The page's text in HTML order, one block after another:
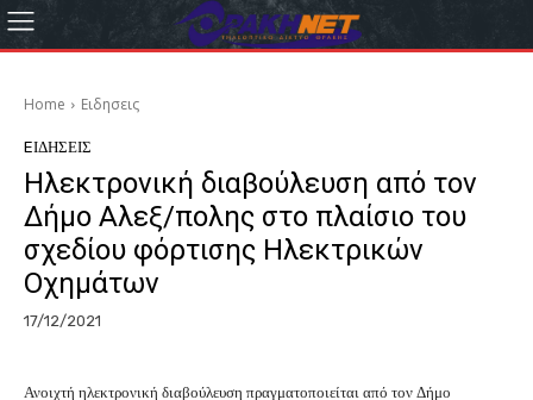
Home Eιδησεις
EΙΔΗΣΕΙΣ
Ηλεκτρονική διαβούλευση από τον
Δήμο Αλεξ/πολης στο πλαίσιο του
σχεδίου φόρτισης Ηλεκτρικών
Οχημάτων
17/12/2021
Ανοιχτή ηλεκτρονική διαβούλευση πραγματοποιείται από τον Δήμο